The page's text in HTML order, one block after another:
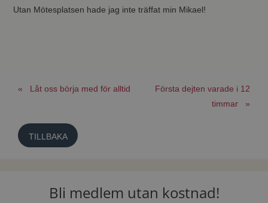
Utan Mötesplatsen hade jag inte träffat min Mikael!
« Låt oss börja med för alltid
Första dejten varade i 12
timmar »
TILLBAKA
Bli medlem utan kostnad!